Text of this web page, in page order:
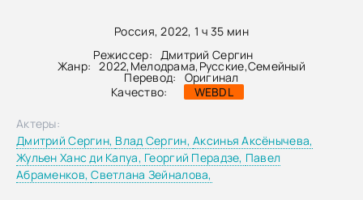
Россия, 2022, 1 ч 35 мин
Режиссер: Дмитрий Сергин
Жанр: 2022, Мелодрама, Русские,Семейный
Перевод:
Оригинал
Качество:
WEBDL
Актеры:
Дмитрий Сергин, Влад Сергин,Аксинья Аксёнычева,
Жульен Ханс ди Капуа, Георгий Перадзе, Павел
Абраменков,Светлана Зейналова,